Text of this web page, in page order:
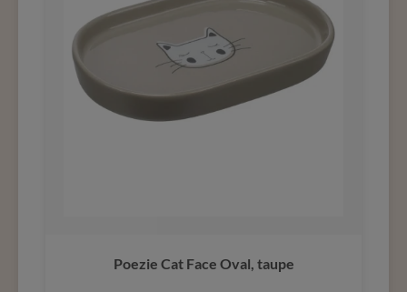
Poezie Cat Face Oval, taupe